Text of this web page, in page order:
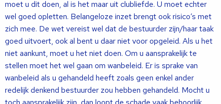
moet u dit doen, al is het maar uit clubliefde. U moet echter
wel goed opletten. Belangeloze inzet brengt ook risico’s met
zich mee. De wet vereist wel dat de bestuurder zijn/haar taak
goed uitvoert, ook al bent u daar niet voor opgeleid. Als u het
niet aankunt, moet u het niet doen. Om u aansprakelijk te
stellen moet het wel gaan om wanbeleid. Er is sprake van
wanbeleid als u gehandeld heeft zoals geen enkel ander
redelijk denkend bestuurder zou hebben gehandeld. Mocht u